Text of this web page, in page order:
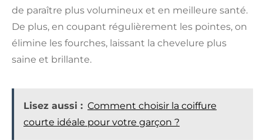
de paraître plus volumineux et en meilleure santé.
De plus, en coupant régulièrement les pointes, on
élimine les fourches, laissant la chevelure plus
saine et brillante​​.
Lisez aussi : Comment choisir la coiffure
courte idéale pour votre garçon ?